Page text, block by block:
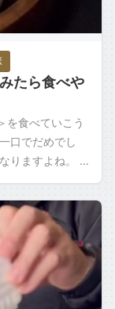
たら食べや
を食べていこう
口でだめでし
りますよね。 美